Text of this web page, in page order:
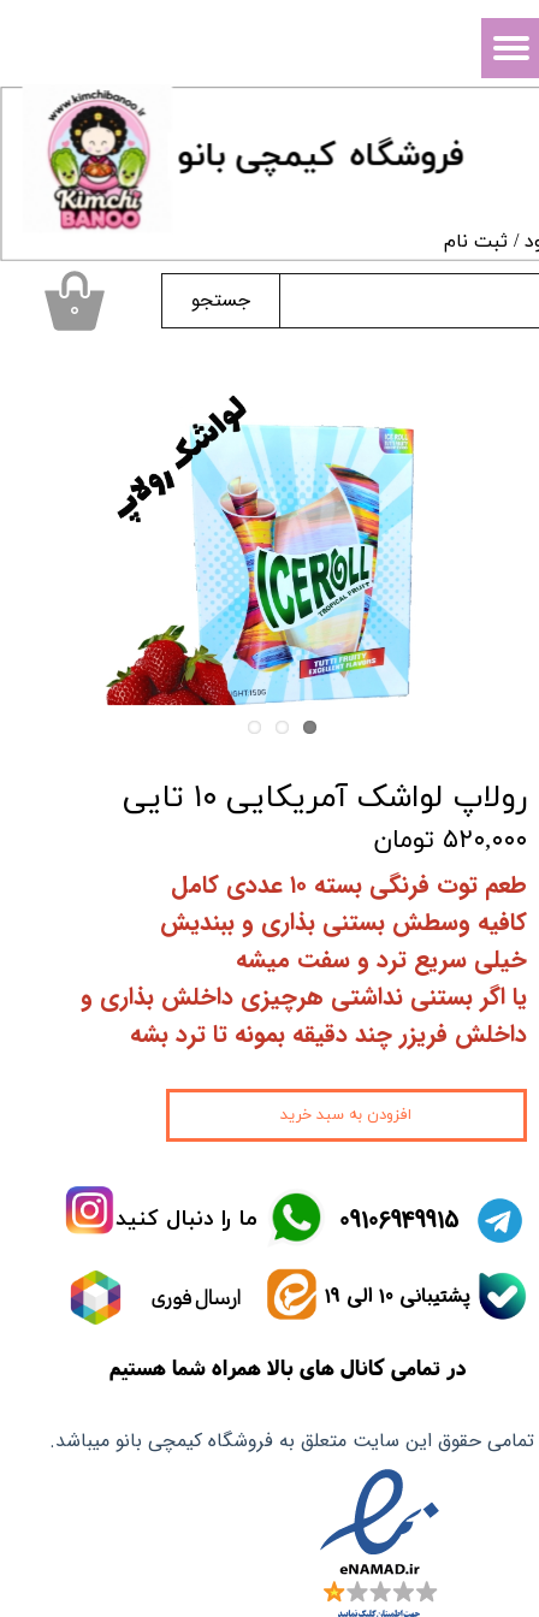
فروشگاه کیمچی بانو
جستجو
/ ثبت نام
حساب کاربری من
سفارشات
۰
رولاپ لواشک آمریکایی ۱۰ تایی
۵۲۰,۰۰۰ تومان
طعم توت فرنگی بسته ۱۰ عددی کامل
کافیه وسطش بستنی بذاری و ببندیش
خیلی سریع ترد و سفت میشه
یا اگر بستنی نداشتی هرچیزی داخلش بذاری و
داخلش فریزر چند دقیقه بمونه تا ترد بشه
افزودن به سبد خرید
تمامی حقوق این سایت متعلق به فروشگاه کیمچی بانو میباشد.
ما را دنبال کنید ​09106949915
ارسال فوری پشتیبانی 10 الی 19
در تمامی کانال های بالا همراه شما هستیم